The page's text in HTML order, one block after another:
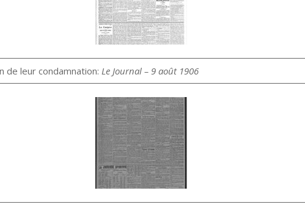
de leur condamnation: Le Journal – 9 août 1906